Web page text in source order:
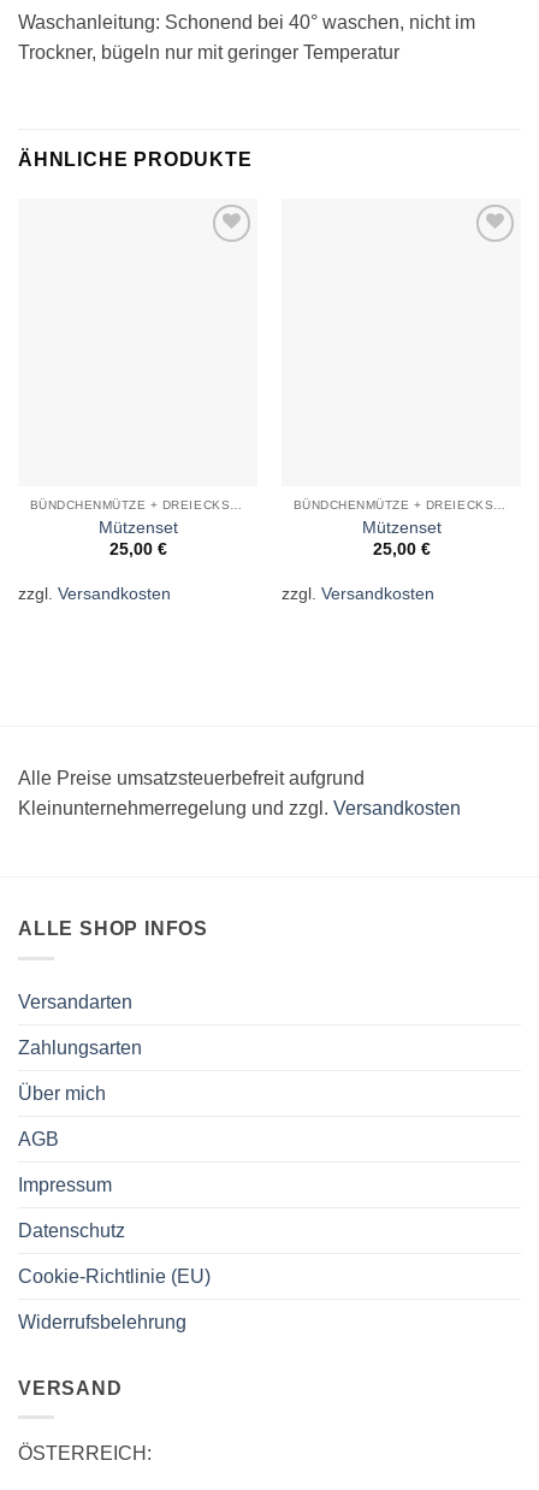
Waschanleitung: Schonend bei 40° waschen, nicht im
Trockner, bügeln nur mit geringer Temperatur
ÄHNLICHE PRODUKTE
BÜNDCHENMÜTZE + DREIECKSTUCH
Mützenset
25,00 €
zzgl. Versandkosten
BÜNDCHENMÜTZE + DREIECKSTUCH
Mützenset
25,00 €
zzgl. Versandkosten
Alle Preise umsatzsteuerbefreit aufgrund
Kleinunternehmerregelung und zzgl. Versandkosten
ALLE SHOP INFOS
Versandarten
Zahlungsarten
Über mich
AGB
Impressum
Datenschutz
Cookie-Richtlinie (EU)
Widerrufsbelehrung
VERSAND
ÖSTERREICH: